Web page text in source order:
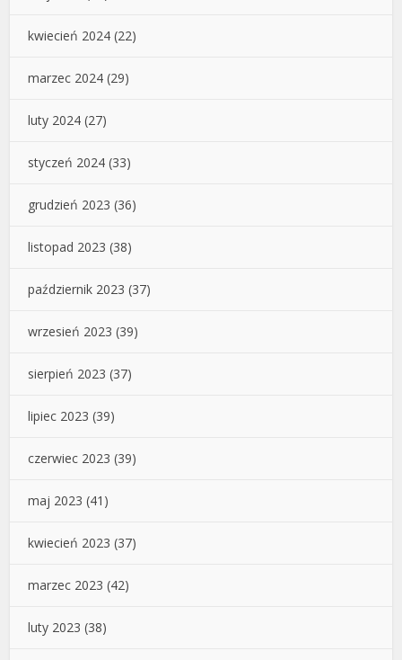
kwiecień 2024 (22)
marzec 2024 (29)
luty 2024 (27)
styczeń 2024 (33)
grudzień 2023 (36)
listopad 2023 (38)
październik 2023 (37)
wrzesień 2023 (39)
sierpień 2023 (37)
lipiec 2023 (39)
czerwiec 2023 (39)
maj 2023 (41)
kwiecień 2023 (37)
marzec 2023 (42)
luty 2023 (38)